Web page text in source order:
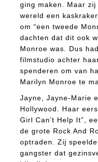
ging maken. Maar
wereld een
om “een tweede
dachten dat dit ook
Monroe was. Dus
filmstudio achter
spenderen om van
Marilyn Monroe te
Jayne, Jayne-Marie
Hollywood. Haar
Girl Can’t Help It”,
de grote Rock And
optraden. Zij
gangster dat